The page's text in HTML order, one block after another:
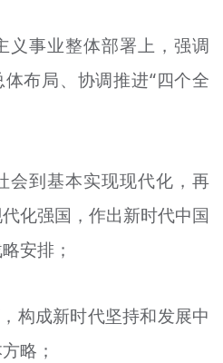
义事业整体部署上，强调
布局、协调推进“四个全
会到基本实现现代化，再
化强国，作出新时代中国
安排；
构成新时代坚持和发展中
略；